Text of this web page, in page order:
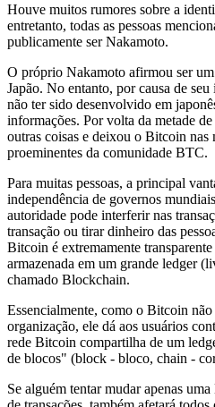
Houve muitos rumores sobre a
entretanto, todas as pessoas
publicamente ser Nakamoto.
O próprio Nakamoto afirmou ser
Japão. No entanto, por causa de
não ter sido desenvolvido em
informações. Por volta da metade
outras coisas e deixou o Bitcoin nas
proeminentes da comunidade BTC.
Para muitas pessoas, a principal
independência de governos
autoridade pode interferir nas
transação ou tirar dinheiro das
Bitcoin é extremamente
armazenada em um grande ledger
chamado Blockchain.
Essencialmente, como o Bitcoin
organização, ele dá aos usuários
rede Bitcoin compartilha de um
de blocos" (block - bloco, chain -
Se alguém tentar mudar apenas